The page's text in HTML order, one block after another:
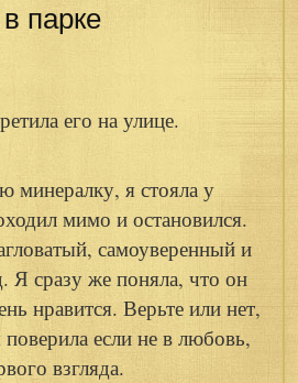
парке
его на улице.
минералку, я стояла у
мимо и остановился.
самоуверенный и
Я сразу же поняла, что он
нравится. Верьте или нет,
если не в любовь,
взгляда.